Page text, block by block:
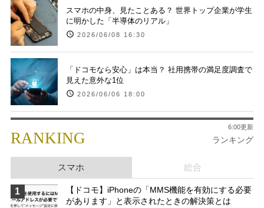
スマホの中身、見たことある？ 世界トップ企業が学生
に明かした「半導体のリアル」
2026/06/08 16:30
「ドコモなら安心」は本当？ 社用携帯の満足度調査で
見えた意外な1位
2026/06/06 18:00
RANKING ランキング
6:00更新
スマホ 総合
1
【ドコモ】iPhoneの「MMS機能を有効にする必要
があります」と表示されたときの解決策とは